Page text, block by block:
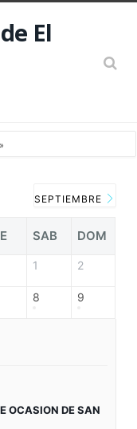
SEPTIEMBRE
SAB DOM
1 2
8 9
OCASION DE SAN